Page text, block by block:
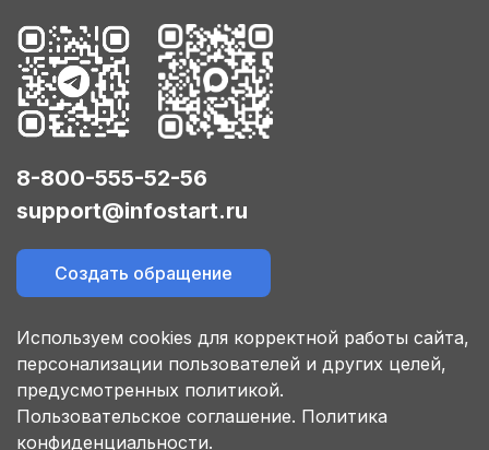
8-800-555-52-56
support@infostart.ru
Создать обращение
Используем cookies для корректной работы сайта,
персонализации пользователей и других целей,
предусмотренных политикой.
Пользовательское соглашение. Политика
конфиденциальности.